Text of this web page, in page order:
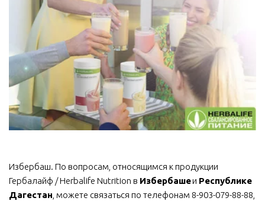
Избербаш. По вопросам, относящимся к продукции
Гербалайф / Herbalife Nutrition в Избербаше и Республике
Дагестан , можете связаться по телефонам 8-903-079-88-88,